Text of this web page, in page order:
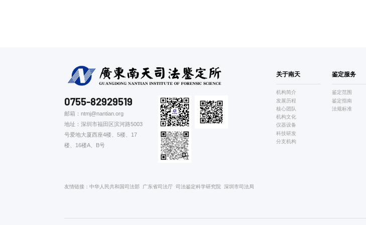
0755-82929519
邮箱：ntmj@nantian.org
地址：深圳市福田区滨河路5003
号爱地大厦西座4楼、5楼、17
楼、16楼A、B号
关于南天
机构简介
发展历程
核心团队
机构文化
仪器设备
科技研发
分支机构
鉴定服务
鉴定范围
鉴定指南
法规标准
友情链接： 中华人民共和国司法部 广东省司法厅 司法鉴定科学研究院 深圳市司法局